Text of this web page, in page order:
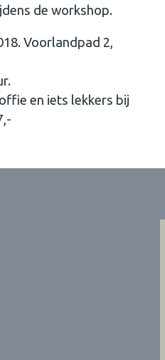
de workshop.
Voorlandpad 2,
en iets lekkers bij